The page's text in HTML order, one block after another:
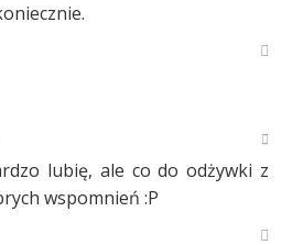
lubię, ale co do odżywki z
wspomnień :P